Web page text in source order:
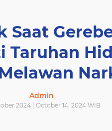
Saat
Taruhan
Admin
2024 | October 14, 2024 WIB